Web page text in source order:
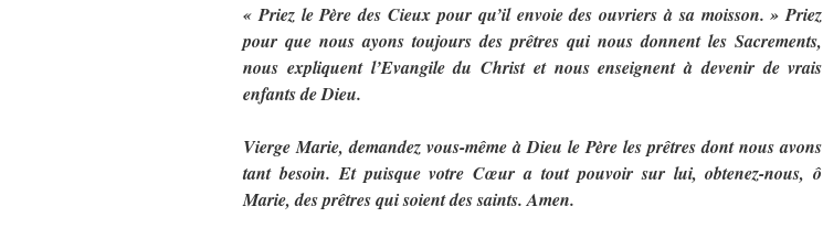
« Priez le Père des Cieux pour qu’il envoie des ouvriers à sa moisson. » Priez
pour que nous ayons toujours des prêtres qui nous donnent les Sacrements,
nous expliquent l’Evangile du Christ et nous enseignent à devenir de vrais
enfants de Dieu.
Vierge Marie, demandez vous-même à Dieu le Père les prêtres dont nous avons
tant besoin. Et puisque votre Cœur a tout pouvoir sur lui, obtenez-nous, ô
Marie, des prêtres qui soient des saints. Amen.